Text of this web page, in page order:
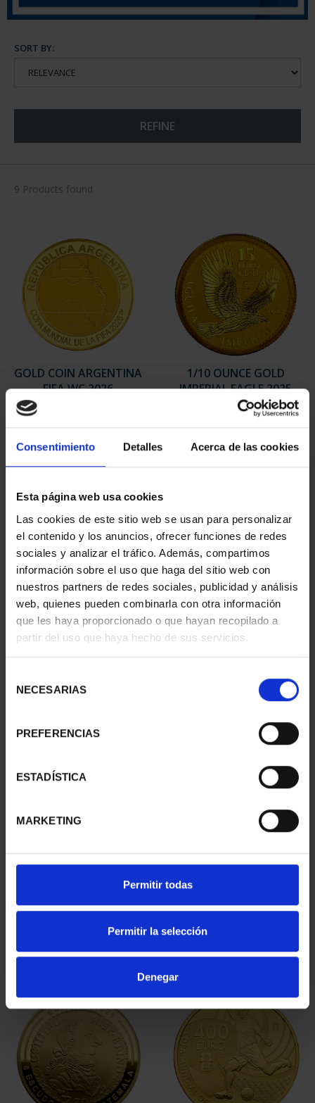
Consentimiento Detalles Acerca de las cookies
Esta página web usa cookies
Las cookies de este sitio web se usan para personalizar
el contenido y los anuncios, ofrecer funciones de redes
sociales y analizar el tráfico. Además, compartimos
información sobre el uso que haga del sitio web con
nuestros partners de redes sociales, publicidad y análisis
web, quienes pueden combinarla con otra información
que les haya proporcionado o que hayan recopilado a
partir del uso que haya hecho de sus servicios.
NECESARIAS
PREFERENCIAS
ESTADÍSTICA
MARKETING
Permitir todas
Permitir la selección
Denegar
SORT BY:
REFINE
9 Products found
GOLD COIN ARGENTINA
FIFA WC 2026
1/10 OUNCE GOLD
IMPERIAL EAGLE 2025
€448.09
GOLD OUNCE "BROWN
BEAR" 2025
€4,040.12
MINT MUSEUM'S II - 50
EURO - 1780 MÉXICO
€645.00
MINT MUSEUM'S II -
€6,170.00
MINT MUSEUM'S II 100
€1,245.00